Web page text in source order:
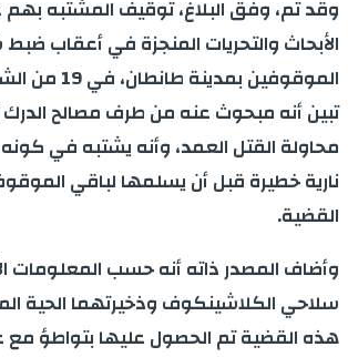
وقد تم، وفق البلاغ، توقيف المشتبه
الأبحاث والتحريات المنجزة في أعقاب
الموقوفين
تبين أنه مبحوث عنه من طرف مصالح
محاولة القتل العمد، وأنه يشتبه في
نارية خطيرة قبل أن يسلمها لباقي
القضية.
وأضاف المصدر ذاته أنه حسب المعلومات
سلاحي الكلاشينكوف وذخيرتهما الحية
هذه القضية تم الحصول عليها بتواطؤ